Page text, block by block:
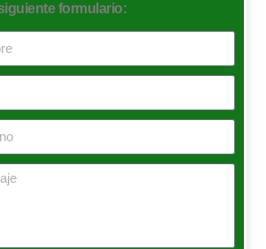
formulario: